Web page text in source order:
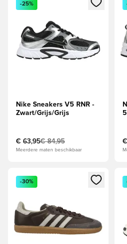
-25%
Nike Sneakers V5 RNR -
Zwart/Grijs/Grijs
€ 63,95€ 84,95
Meerdere maten beschikbaar
Opent een venster om in te
-30%